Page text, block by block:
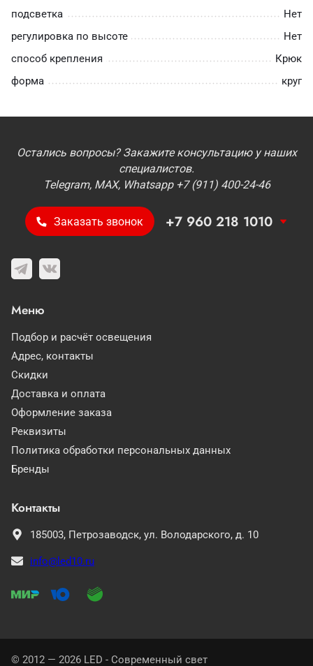
подсветка
Нет
регулировка по высоте
Нет
способ крепления
Крюк
форма
круг
Остались вопросы? Закажите консультацию у наших
специалистов.
Telegram, MAX, Whatsapp +7 (911) 400-24-46
Заказать звонок +7 960 218 1010
Меню
Подбор и расчёт освещения
Адрес, контакты
Скидки
Доставка и оплата
Оформление заказа
Реквизиты
Политика обработки персональных данных
Бренды
Контакты
185003, Петрозаводск, ул. Володарского, д. 10
info@led10.ru
© 2012 — 2026 LED - Современный свет